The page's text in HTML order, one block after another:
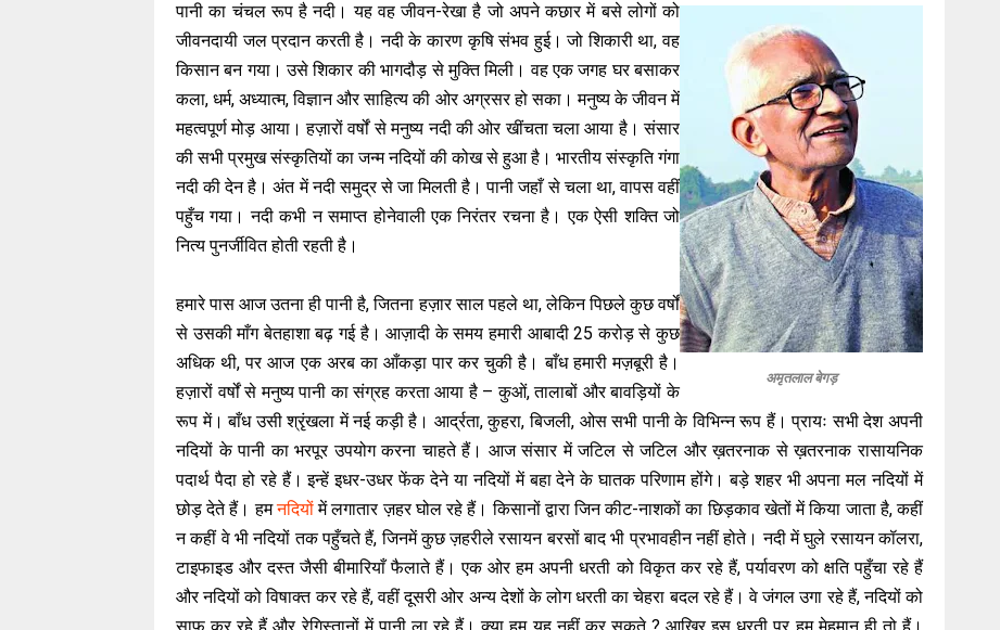
अमृतलाल बेगड़
पानी का चंचल रूप है नदी। यह वह जीवन-रेखा है जो अपने कछार में बसे लोगों को
जीवनदायी जल प्रदान करती है। नदी के कारण कृषि संभव हुई। जो शिकारी था, वह
किसान बन गया। उसे शिकार की भागदौड़ से मुक्ति मिली। वह एक जगह घर बसाकर
कला, धर्म, अध्यात्म, विज्ञान और साहित्य की ओर अग्रसर हो सका। मनुष्य के जीवन में
महत्वपूर्ण मोड़ आया। हज़ारों वर्षों से मनुष्य नदी की ओर खींचता चला आया है। संसार
की सभी प्रमुख संस्कृतियों का जन्म नदियों की कोख से हुआ है। भारतीय संस्कृति गंगा
नदी की देन है। अंत में नदी समुद्र से जा मिलती है। पानी जहाँ से चला था, वापस वहीं
पहुँच गया। नदी कभी न समाप्त होनेवाली एक निरंतर रचना है। एक ऐसी शक्ति जो
नित्य पुनर्जीवित होती रहती है।
हमारे पास आज उतना ही पानी है, जितना हज़ार साल पहले था, लेकिन पिछले कुछ वर्षों
से उसकी माँग बेतहाशा बढ़ गई है। आज़ादी के समय हमारी आबादी 25 करोड़ से कुछ
अधिक थी, पर आज एक अरब का आँकड़ा पार कर चुकी है। बाँध हमारी मज़बूरी है।
हज़ारों वर्षों से मनुष्य पानी का संग्रह करता आया है – कुओं, तालाबों और बावड़ियों के
रूप में। बाँध उसी श्रृंखला में नई कड़ी है। आर्द्रता, कुहरा, बिजली, ओस सभी पानी के विभिन्न रूप हैं। प्रायः सभी देश अपनी
नदियों के पानी का भरपूर उपयोग करना चाहते हैं। आज संसार में जटिल से जटिल और ख़तरनाक से ख़तरनाक रासायनिक
पदार्थ पैदा हो रहे हैं। इन्हें इधर-उधर फेंक देने या नदियों में बहा देने के घातक परिणाम होंगे। बड़े शहर भी अपना मल नदियों में
छोड़ देते हैं। हमनदियोंमें लगातार ज़हर घोल रहे हैं। किसानों द्वारा जिन कीट-नाशकों का छिड़काव खेतों में किया जाता है, कहीं
न कहीं वे भी नदियों तक पहुँचते हैं, जिनमें कुछ ज़हरीले रसायन बरसों बाद भी प्रभावहीन नहीं होते। नदी में घुले रसायन कॉलरा,
टाइफाइड और दस्त जैसी बीमारियाँ फैलाते हैं। एक ओर हम अपनी धरती को विकृत कर रहे हैं, पर्यावरण को क्षति पहुँचा रहे हैं
और नदियों को विषाक्त कर रहे हैं, वहीं दूसरी ओर अन्य देशों के लोग धरती का चेहरा बदल रहे हैं। वे जंगल उगा रहे हैं, नदियों को